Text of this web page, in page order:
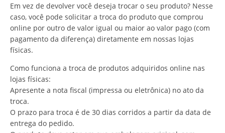
Em vez de devolver você deseja trocar o seu produto? Nesse
caso, você pode solicitar a troca do produto que comprou
online por outro de valor igual ou maior ao valor pago (com
pagamento da diferença) diretamente em nossas lojas
físicas.
Como funciona a troca de produtos adquiridos online nas
lojas físicas:
Apresente a nota fiscal (impressa ou eletrônica) no ato da
troca.
O prazo para troca é de 30 dias corridos a partir da data de
entrega do pedido.